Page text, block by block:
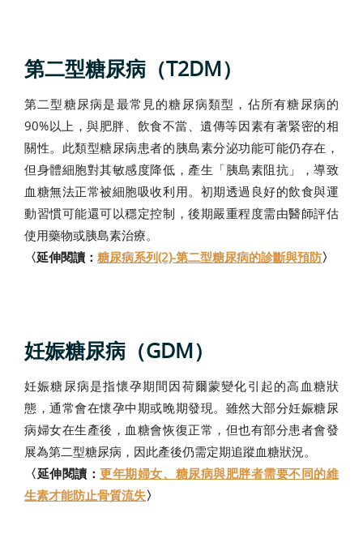
第二型糖尿病（T2DM）
第二型糖尿病是最常見的糖尿病類型，佔所有糖尿病的
90%以上，與肥胖、飲食不當、遺傳等因素有著緊密的相
關性。此類型糖尿病患者的胰島素分泌功能可能仍存在，
但身體細胞對其敏感度降低，產生「胰島素阻抗」，導致
血糖無法正常被細胞吸收利用。初期透過良好的飲食與運
動習慣可能還可以穩定控制，後期嚴重程度需由醫師評估
使用藥物或胰島素治療。
〈延伸閱讀： 糖尿病系列(2)-第二型糖尿病的診斷與預防〉
妊娠糖尿病（GDM）
妊娠糖尿病是指懷孕期間因荷爾蒙變化引起的高血糖狀
態，通常會在懷孕中期或晚期發現。雖然大部分妊娠糖尿
病婦女在生產後，血糖會恢復正常，但也有部分患者會發
展為第二型糖尿病，因此產後仍需定期追蹤血糖狀況。
〈延伸閱讀：更年期婦女、糖尿病與肥胖者需要不同的維
生素才能防止骨質流失〉